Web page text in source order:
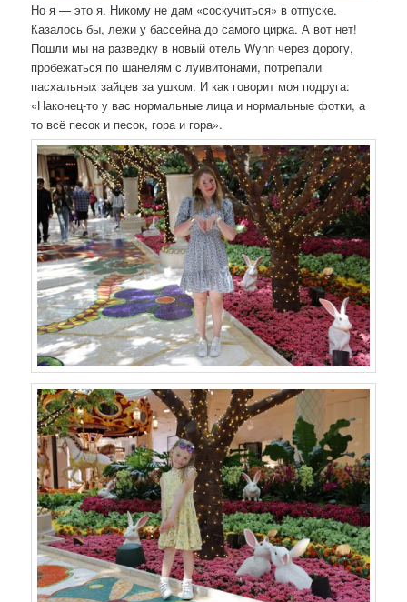
Но я — это я. Никому не дам «соскучиться» в отпуске.
Казалось бы, лежи у бассейна до самого цирка. А вот нет!
Пошли мы на разведку в новый отель Wynn через дорогу,
пробежаться по шанелям с луивитонами, потрепали
пасхальных зайцев за ушком. И как говорит моя подруга:
«Наконец-то у вас нормальные лица и нормальные фотки, а
то всё песок и песок, гора и гора».